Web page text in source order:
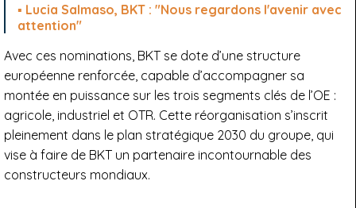
Lucia Salmaso, BKT : "Nous regardons l'avenir avec
attention"
Avec ces nominations, BKT se dote d’une structure
européenne renforcée, capable d’accompagner sa
montée en puissance sur les trois segments clés de l’OE :
agricole, industriel et OTR. Cette réorganisation s’inscrit
pleinement dans le plan stratégique 2030 du groupe, qui
vise à faire de BKT un partenaire incontournable des
constructeurs mondiaux.